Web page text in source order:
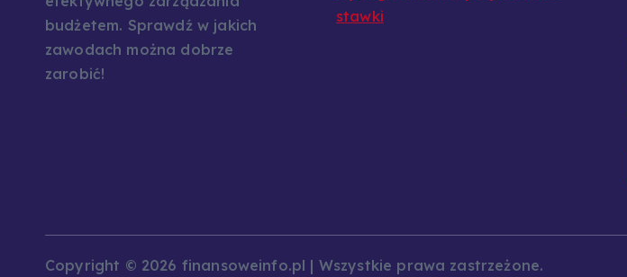
budżetem. Sprawdź w jakich
zawodach można dobrze
zarobić!
stawki
Copyright © 2026 finansoweinfo.pl | Wszystkie prawa zastrzeżone.